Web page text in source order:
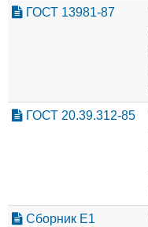
ГОСТ 13981-87
ГОСТ 20.39.312-85
Сборник Е1